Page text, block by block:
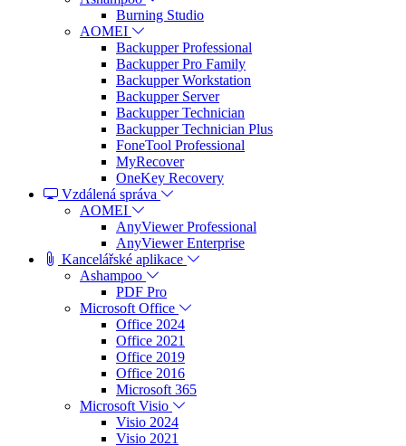
Burning Studio
AOMEI
Backupper Professional
Backupper Pro Family
Backupper Workstation
Backupper Server
Backupper Technician
Backupper Technician Plus
FoneTool Professional
MyRecover
OneKey Recovery
Vzdálená správa
AOMEI
AnyViewer Professional
AnyViewer Enterprise
Kancelářské aplikace
Ashampoo
PDF Pro
Microsoft Office
Office 2024
Office 2021
Office 2019
Office 2016
Microsoft 365
Microsoft Visio
Visio 2024
Visio 2021